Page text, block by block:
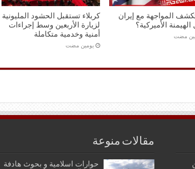
المواجهة مع إيران
الهيمنة الأميركية؟
مضت
كربلاء تستقبل الحشود المليونية
لزيارة الأربعين وسط إجراءات
أمنية وخدمية متكاملة
‏يومين مضت
مقالات منوعة
حوارات اسلامية و بحوث هادفة